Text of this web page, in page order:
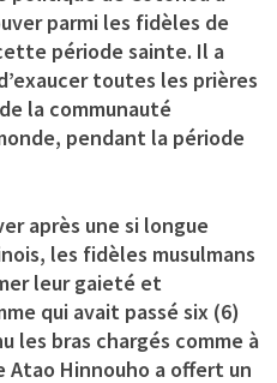
parmi les fidèles de
période sainte. Il a
toutes les prières
la communauté
pendant la période
après une si longue
les fidèles musulmans
leur gaieté et
qui avait passé six (6)
les bras chargés comme à
Atao Hinnouho a offert un